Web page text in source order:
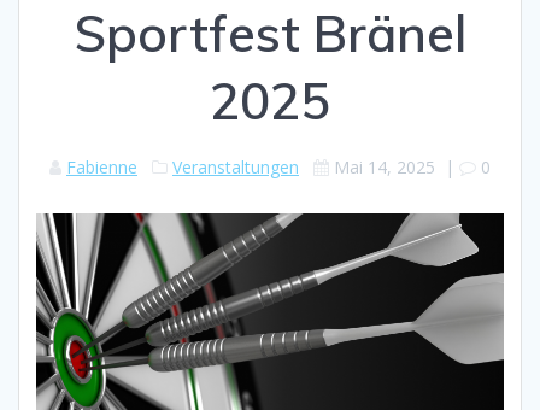
Sportfest Bränel
2025
Fabienne Veranstaltungen Mai 14, 2025 | 0